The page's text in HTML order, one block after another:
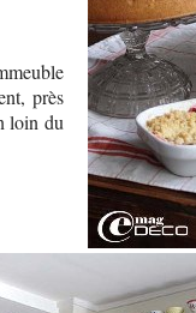
près
loin du